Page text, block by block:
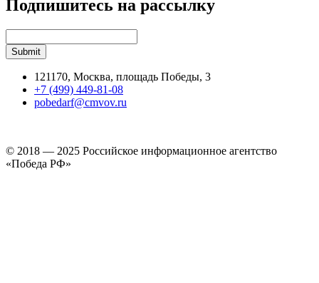
Подпишитесь на рассылку
121170, Москва, площадь Победы, 3
+7 (499) 449-81-08
pobedarf@cmvov.ru
© 2018 — 2025 Российское информационное агентство
«Победа РФ»